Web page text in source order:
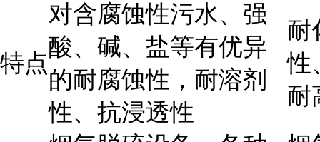
特点
对含腐蚀性污水、强
酸、碱、盐等有优异
的耐腐蚀性，耐溶剂
性、抗浸透性
耐
性
耐